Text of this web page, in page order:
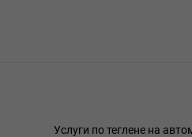
Услуги по теглене на